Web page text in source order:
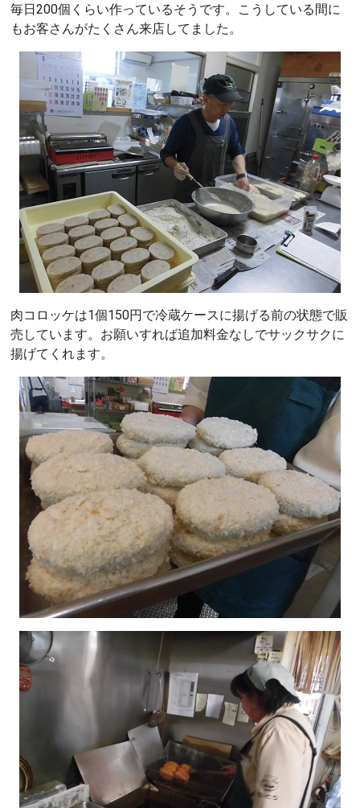
毎日200個くらい作っているそうです。こうしている間に
もお客さんがたくさん来店してました。
肉コロッケは1個150円で冷蔵ケースに揚げる前の状態で販
売しています。お願いすれば追加料金なしでサックサクに
揚げてくれます。